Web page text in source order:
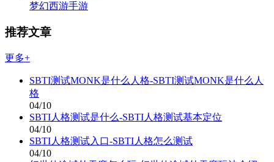
梦幻西游手游
推荐文章
更多+
SBTI测试MONK是什么人格-SBTI测试MONK是什么人
格
04/10
SBTI人格测试是什么-SBTI人格测试基本定位
04/10
SBTI人格测试入口-SBTI人格怎么测试
04/10